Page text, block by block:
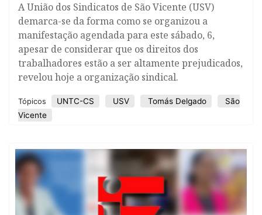
A União dos Sindicatos de São Vicente (USV)
demarca-se da forma como se organizou a
manifestação agendada para este sábado, 6,
apesar de considerar que os direitos dos
trabalhadores estão a ser altamente prejudicados,
revelou hoje a organização sindical.
Tópicos UNTC-CS USV Tomás Delgado
São
Vicente